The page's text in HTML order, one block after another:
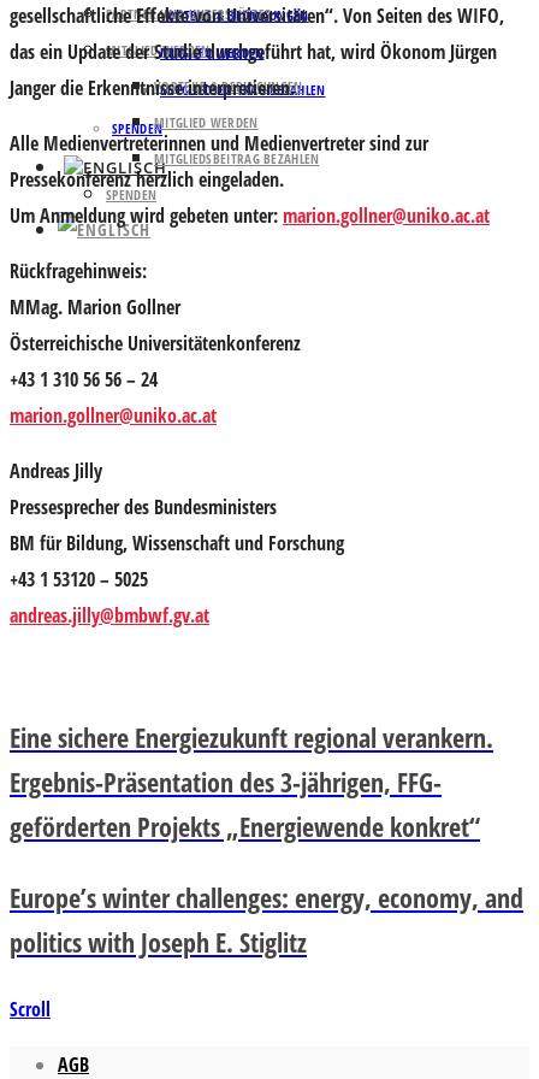
VORTEILE & BEDINGUNGEN
MITGLIED WERDEN
MITGLIEDSBEITRAG BEZAHLEN
SPENDEN
PARTNER UND UNTERSTÜTZER
MITGLIED WERDEN
VORTEILE & BEDINGUNGEN
MITGLIED WERDEN
MITGLIEDSBEITRAG BEZAHLEN
SPENDEN
gesellschaftliche Effekte von Universitäten“. Von Seiten des WIFO,
das ein Update der Studie durchgeführt hat, wird Ökonom Jürgen
Jangerdie Erkenntnisse interpretieren.
Alle Medienvertreterinnen und Medienvertreter sind zur
Pressekonferenz herzlich eingeladen.
Um Anmeldung wird gebeten unter:marion.gollner@uniko.ac.at
Rückfragehinweis:
MMag. Marion Gollner
Österreichische Universitätenkonferenz
+43 1 310 56 56 – 24
marion.gollner@uniko.ac.at
Andreas Jilly
Pressesprecher des Bundesministers
BM für Bildung, Wissenschaft und Forschung
+43 1 53120 – 5025
andreas.jilly@bmbwf.gv.at
Eine sichere Energiezukunft regional verankern.
Ergebnis-Präsentation des 3-jährigen, FFG-
geförderten Projekts „Energiewende konkret“
Europe’s winter challenges: energy, economy, and
politics with Joseph E. Stiglitz
Scroll
AGB